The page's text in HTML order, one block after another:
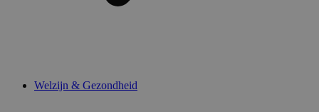
Welzijn & Gezondheid